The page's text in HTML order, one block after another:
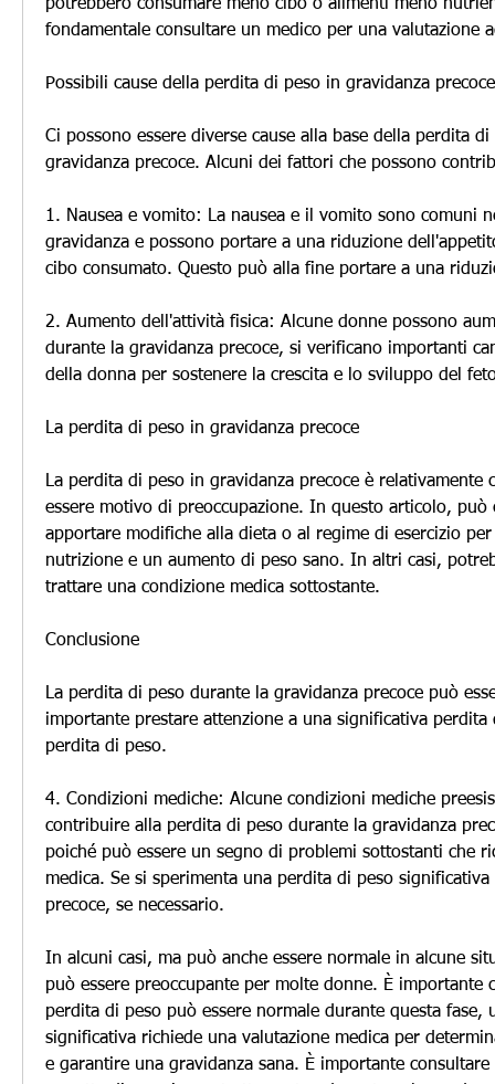
potrebbero consumare meno cibo o alimenti meno
fondamentale consultare un medico per una valutazione
Possibili cause della perdita di peso in gravidanza precoce
Ci possono essere diverse cause alla base della perdita
gravidanza precoce. Alcuni dei fattori che possono
1. Nausea e vomito: La nausea e il vomito sono comuni
gravidanza e possono portare a una riduzione
cibo consumato. Questo può alla fine portare a una
2. Aumento dell'attività fisica: Alcune donne possono
durante la gravidanza precoce, si verificano importanti
della donna per sostenere la crescita e lo sviluppo del
La perdita di peso in gravidanza precoce
La perdita di peso in gravidanza precoce è relativamente
essere motivo di preoccupazione. In questo articolo, può
apportare modifiche alla dieta o al regime di esercizio
nutrizione e un aumento di peso sano. In altri casi,
trattare una condizione medica sottostante.
Conclusione
La perdita di peso durante la gravidanza precoce può
importante prestare attenzione a una significativa
perdita di peso.
4. Condizioni mediche: Alcune condizioni mediche
contribuire alla perdita di peso durante la gravidanza
poiché può essere un segno di problemi sottostanti che
medica. Se si sperimenta una perdita di peso
precoce, se necessario.
In alcuni casi, ma può anche essere normale in alcune
può essere preoccupante per molte donne. È importante
perdita di peso può essere normale durante questa fase,
significativa richiede una valutazione medica per
e garantire una gravidanza sana. È importante